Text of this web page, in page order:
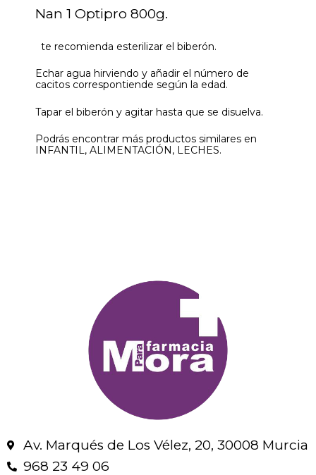
Nan 1 Optipro 800g.
te recomienda esterilizar el biberón.
Echar agua hirviendo y añadir el número de
cacitos correspontiende según la edad.
Tapar el biberón y agitar hasta que se disuelva.
Podrás encontrar más productos similares en
INFANTIL, ALIMENTACIÓN, LECHES.
Av. Marqués de Los Vélez, 20, 30008 Murcia
968 23 49 06